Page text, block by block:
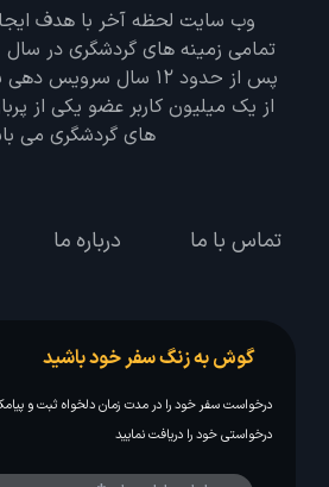
وب سایت لحظه آخر با هدف
پس از حدود 12 سال
از یک میلیون کاربر عضو یکی از
های گردشگری می
تماس با ما درباره ما
گوش به زنگ سفر خود باشید
درخواست سفر خود را در مدت زمان دلخواه ثبت و
درخواستی خود را دریافت نمایید